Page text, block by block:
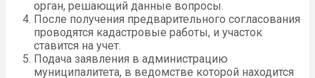
орган, решающий данные вопросы.
После получения предварительного согласования
проводятся кадастровые работы, и участок
ставится на учет.
Подача заявления в администрацию
муниципалитета, в ведомстве которой находится